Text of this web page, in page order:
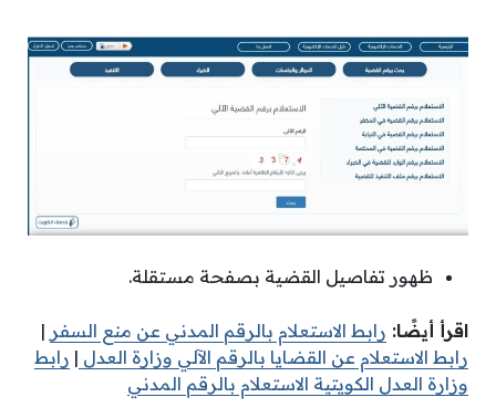
ظهور تفاصيل القضية بصفحة مستقلة.
اقرأ أيضًا: رابط الاستعلام بالرقم المدني عن منع السفر |
رابط الاستعلام عن القضايا بالرقم الآلي وزارة العدل | رابط
وزارة العدل الكويتية الاستعلام بالرقم المدني